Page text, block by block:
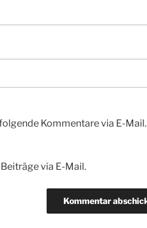
Kommentare via E-Mail.
via E-Mail.